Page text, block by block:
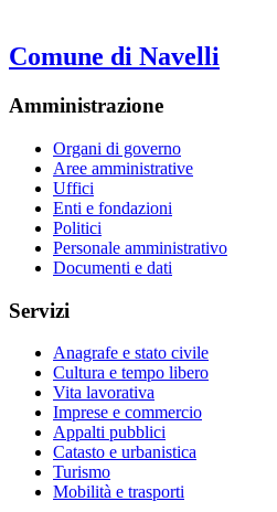
Comune di Navelli
Amministrazione
Organi di governo
Aree amministrative
Uffici
Enti e fondazioni
Politici
Personale amministrativo
Documenti e dati
Servizi
Anagrafe e stato civile
Cultura e tempo libero
Vita lavorativa
Imprese e commercio
Appalti pubblici
Catasto e urbanistica
Turismo
Mobilità e trasporti